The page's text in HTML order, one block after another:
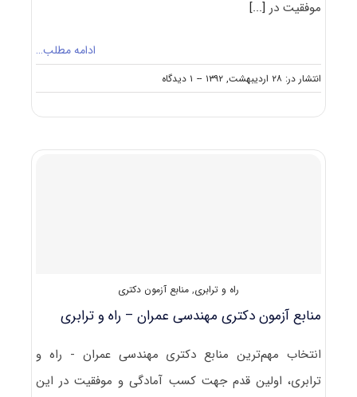
موفقیت در[...]
ادامه مطلب…
انتشار در: ۲۸ اردیبهشت, ۱۳۹۲ -- ۱ دیدگاه
on
منابع
عمران
راه و ترابری, منابع آزمون دکتری
منابع آزمون دکتری مهندسی عمران – راه و ترابری
انتخاب مهم‌ترین منابع دکتری مهندسی عمران - راه و
ترابری، اولین قدم جهت کسب آمادگی و موفقیت در این